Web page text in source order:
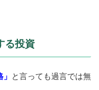
る投資
と言っても過言では無